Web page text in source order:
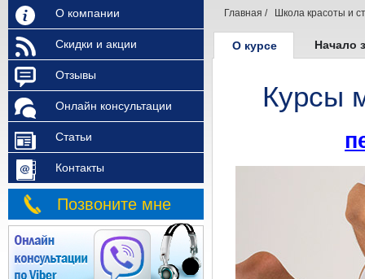
О компании
Скидки и акции
Отзывы
Онлайн консультации
Статьи
Контакты
Позвоните мне
Главная / Школа красоты и
О курсе Начало
Курсы